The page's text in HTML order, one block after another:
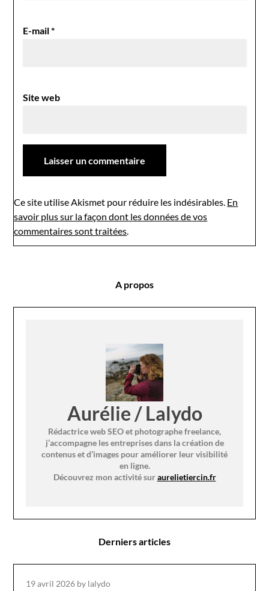
E-mail*
Site web
Ce site utilise Akismet pour réduire les indésirables. En
savoir plus sur la façon dont les données de vos
commentaires sont traitées.
A propos
Aurélie / Lalydo
Rédactrice web SEO et photographe freelance,
j’accompagne les entreprises dans la création de
contenus et d’images pour améliorer leur visibilité
en ligne.
Découvrez mon activité suraurelietiercin.fr
Derniers articles
19 avril 2026 by lalydo